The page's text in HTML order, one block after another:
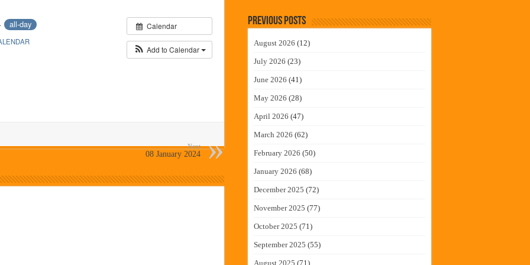
उपक्रम
समाधान शिबिरास पनवेलमध्ये उत्स्फूर्त प्रतिसाद
कामगारांना भरघोस पगारवाढ
Calendar
Add to Calendar
all-day
Next
08 January 2024
Previous Posts
August 2026 (12)
July 2026 (23)
June 2026 (41)
May 2026 (28)
April 2026 (47)
March 2026 (62)
February 2026 (50)
January 2026 (68)
December 2025 (72)
November 2025 (77)
October 2025 (71)
September 2025 (55)
August 2025 (71)